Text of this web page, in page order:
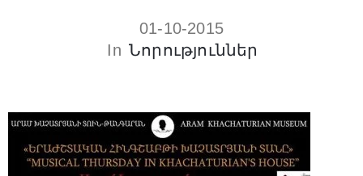
01-10-2015
In Նորություններ